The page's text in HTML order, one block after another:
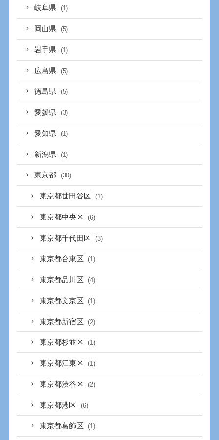
岐阜県 (1)
岡山県 (5)
岩手県 (1)
広島県 (5)
徳島県 (5)
愛媛県 (3)
愛知県 (1)
新潟県 (1)
東京都 (30)
東京都世田谷区 (1)
東京都中央区 (6)
東京都千代田区 (3)
東京都台東区 (1)
東京都品川区 (4)
東京都文京区 (1)
東京都新宿区 (2)
東京都杉並区 (1)
東京都江東区 (1)
東京都渋谷区 (2)
東京都港区 (6)
東京都葛飾区 (1)